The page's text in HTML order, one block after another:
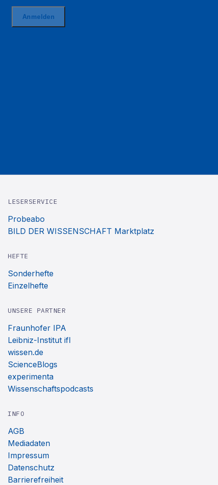
LESERSERVICE
Probeabo
BILD DER WISSENSCHAFT Marktplatz
HEFTE
Sonderhefte
Einzelhefte
UNSERE PARTNER
Fraunhofer IPA
Leibniz-Institut ifl
wissen.de
ScienceBlogs
experimenta
Wissenschaftspodcasts
INFO
AGB
Mediadaten
Impressum
Datenschutz
Barrierefreiheit